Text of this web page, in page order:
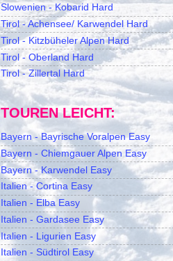
Slowenien - Kobarid Hard
Tirol - Achensee/ Karwendel Hard
Tirol - Kitzbüheler Alpen Hard
Tirol - Oberland Hard
Tirol - Zillertal Hard
TOUREN LEICHT:
Bayern - Bayrische Voralpen Easy
Bayern - Chiemgauer Alpen Easy
Bayern - Karwendel Easy
Italien - Cortina Easy
Italien - Elba Easy
Italien - Gardasee Easy
Italien - Ligurien Easy
Italien - Südtirol Easy